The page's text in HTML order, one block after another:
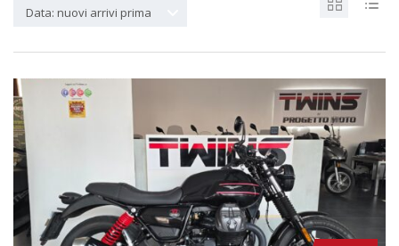
Data: nuovi arrivi prima